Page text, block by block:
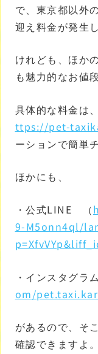
で、東京都以外
迎え料金が発生
けれども、ほか
も魅力的なお値
具体的な料金は
ttps://pet-
ーションで簡単
ほかにも、
・公式LINE （
9-M5onn4ql/
・インスタグラ
om/
があるので、そ
確認できますよ。